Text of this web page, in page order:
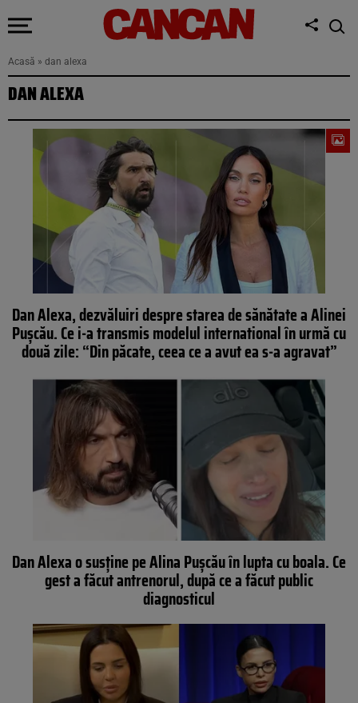
Acasă » dan alexa
DAN ALEXA
Dan Alexa, dezvăluiri despre starea de sănătate a Alinei
Pușcău. Ce i-a transmis modelul international în urmă cu
două zile: “Din păcate, ceea ce a avut ea s-a agravat”
Dan Alexa o susține pe Alina Pușcău în lupta cu boala. Ce
gest a făcut antrenorul, după ce a făcut public
diagnosticul